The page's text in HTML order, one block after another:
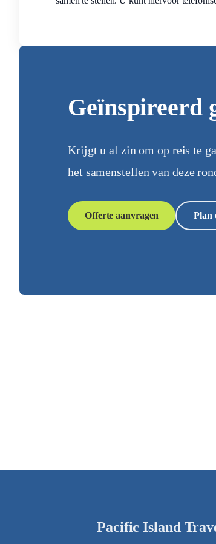
Geïnspireerd
Krijgt u al zin om op reis te
het samenstellen van deze
Offerte aanvragen Plan
Pacific Island